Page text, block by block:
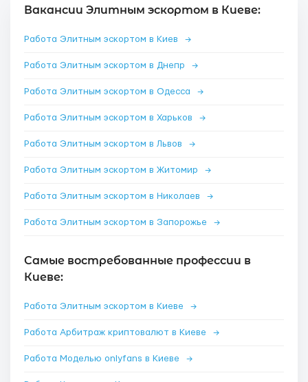
Вакансии Элитным эскортом в Киеве:
Работа Элитным эскортом в Киев →
Работа Элитным эскортом в Днепр →
Работа Элитным эскортом в Одесса →
Работа Элитным эскортом в Харьков →
Работа Элитным эскортом в Львов →
Работа Элитным эскортом в Житомир →
Работа Элитным эскортом в Николаев →
Работа Элитным эскортом в Запорожье →
Самые востребованные профессии в
Киеве:
Работа Элитным эскортом в Киеве →
Работа Арбитраж криптовалют в Киеве →
Работа Моделью onlyfans в Киеве →